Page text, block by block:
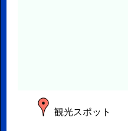
観光スポット